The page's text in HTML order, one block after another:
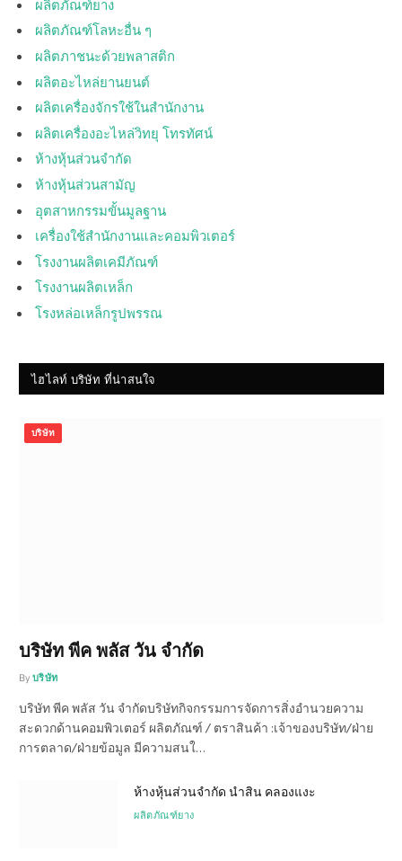
ผลิตภัณฑ์ยาง
ผลิตภัณฑ์โลหะอื่น ๆ
ผลิตภาชนะด้วยพลาสติก
ผลิตอะไหล่ยานยนต์
ผลิตเครื่องจักรใช้ในสำนักงาน
ผลิตเครื่องอะไหล่วิทยุ โทรทัศน์
ห้างหุ้นส่วนจำกัด
ห้างหุ้นส่วนสามัญ
อุตสาหกรรมขั้นมูลฐาน
เครื่องใช้สำนักงานและคอมพิวเตอร์
โรงงานผลิตเคมีภัณฑ์
โรงงานผลิตเหล็ก
โรงหล่อเหล็กรูปพรรณ
ไฮไลท์ บริษัท ที่น่าสนใจ
บริษัท
บริษัท พีค พลัส วัน จำกัด
By บริษัท
บริษัท พีค พลัส วัน จำกัดบริษัทกิจกรรมการจัดการสิ่งอำนวยความ
สะดวกด้านคอมพิวเตอร์ ผลิตภัณฑ์ / ตราสินค้า :เจ้าของบริษัท/ฝ่าย
การตลาด/ฝ่ายข้อมูล มีความสนใ…
ห้างหุ้นส่วนจำกัด นำสิน คลองแงะ
ผลิตภัณฑ์ยาง